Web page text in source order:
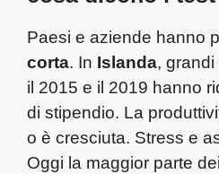
Paesi e aziende hanno
corta. In Islanda,
il 2015 e il 2019 hanno
di stipendio. La
o è cresciuta. Stress e
Oggi la maggior parte